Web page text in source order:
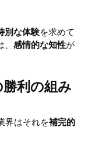
別な体験を求めて
感情的な知性が
利の組み
界はそれを補完的